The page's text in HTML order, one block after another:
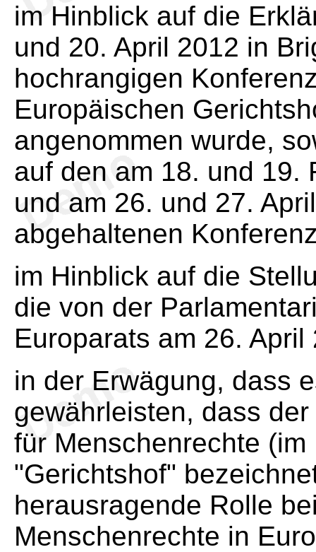
im Hinblick auf die
und 20. April 2012 in
hochrangigen
Europäischen
angenommen wurde,
auf den am 18. und 19.
und am 26. und 27.
abgehaltenen
im Hinblick auf die
die von der
Europarats am 26.
in der Erwägung, dass
gewährleisten, dass
für Menschenrechte
"Gerichtshof"
herausragende Rolle
Menschenrechte in